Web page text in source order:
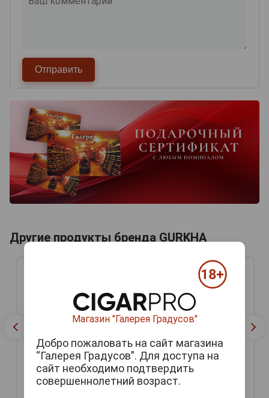
Другие продукты бренда GURKHA
Gurkha Grand Reserve
Сигары Gurkha Grand
Магазин "Галерея Градусов"
Добро пожаловать на сайт магазина
“Галерея Градусов”. Для доступа на
сайт необходимо подтвердить
совершеннолетний возраст.